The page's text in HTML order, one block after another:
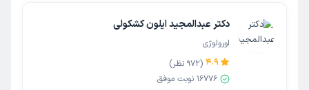
دکتر عبدالمجید ایلون کشکولی
اورولوژی
4.9
(
972 نظر)
16776 نوبت موفق